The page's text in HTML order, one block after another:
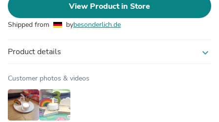
View Product in Store
Shipped from bybesonderlich.de
Product details expand_more
Customer photos & videos